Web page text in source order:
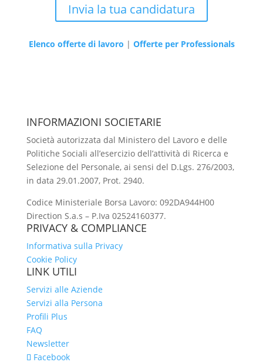
Invia la tua candidatura
Elenco offerte di lavoro | Offerte per Professionals
INFORMAZIONI SOCIETARIE
Società autorizzata dal Ministero del Lavoro e delle
Politiche Sociali all’esercizio dell’attività di Ricerca e
Selezione del Personale, ai sensi del D.Lgs. 276/2003,
in data 29.01.2007, Prot. 2940.
Codice Ministeriale Borsa Lavoro: 092DA944H00
Direction S.a.s – P.Iva 02524160377.
PRIVACY & COMPLIANCE
Informativa sulla Privacy
Cookie Policy
LINK UTILI
Servizi alle Aziende
Servizi alla Persona
Profili Plus
FAQ
Newsletter
Facebook